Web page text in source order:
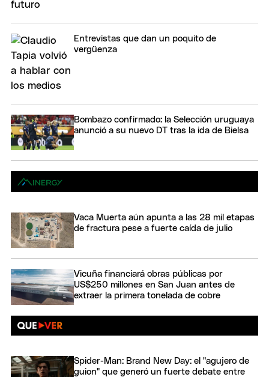
Entrevistas que dan un poquito de
vergüenza
Bombazo confirmado: la Selección uruguaya
anunció a su nuevo DT tras la ida de Bielsa
Vaca Muerta aún apunta a las 28 mil etapas
de fractura pese a fuerte caída de julio
Vicuña financiará obras públicas por
US$250 millones en San Juan antes de
extraer la primera tonelada de cobre
Spider-Man: Brand New Day: el "agujero de
guion" que generó un fuerte debate entre